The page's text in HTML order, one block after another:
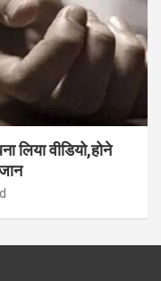
लिया वीडियो,होने